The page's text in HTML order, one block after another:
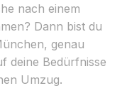
nach einem
Dann bist du
genau
deine Bedürfnisse
Umzug.